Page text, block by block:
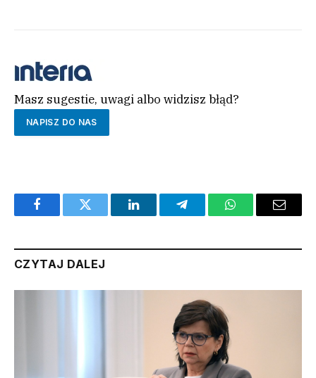
Masz sugestie, uwagi albo widzisz błąd?
NAPISZ DO NAS
FacebookTwitter LinkedInTelegramWhatsAppEmail
CZYTAJ DALEJ